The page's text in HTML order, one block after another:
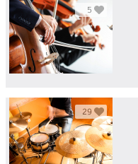
5
29